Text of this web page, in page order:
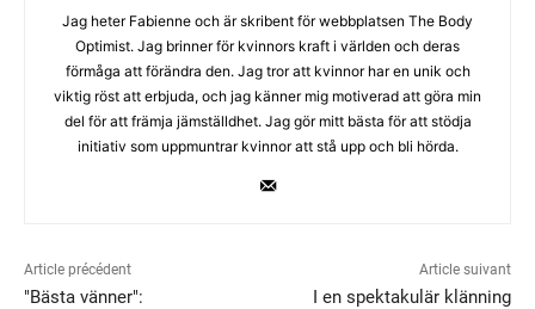
Jag heter Fabienne och är skribent för webbplatsen The Body
Optimist. Jag brinner för kvinnors kraft i världen och deras
förmåga att förändra den. Jag tror att kvinnor har en unik och
viktig röst att erbjuda, och jag känner mig motiverad att göra min
del för att främja jämställdhet. Jag gör mitt bästa för att stödja
initiativ som uppmuntrar kvinnor att stå upp och bli hörda.
Article précédent
"Bästa vänner":
Article suivant
I en spektakulär klänning